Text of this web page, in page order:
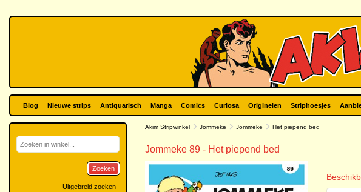
Blog Nieuwe strips Antiquarisch Manga Comics Curiosa Originelen Striphoesjes
Akim Stripwinkel Jommeke Jommeke Het piepend bed
Jommeke 89 - Het piepend bed
Zoeken
Uitgebreid zoeken